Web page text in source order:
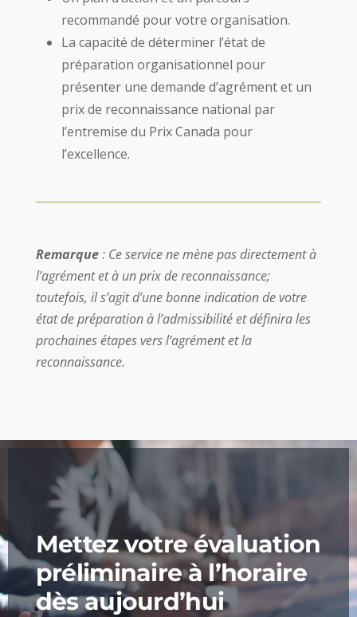
recommandé pour votre organisation.
La capacité de déterminer l’état de
préparation organisationnel pour
présenter une demande d’agrément et un
prix de reconnaissance national par
l’entremise du Prix Canada pour
l’excellence.
Remarque: Ce service ne mène pas directement à
l’agrément et à un prix de reconnaissance;
toutefois, il s’agit d’une bonne indication de votre
état de préparation à l’admissibilité et définira les
prochaines étapes vers l’agrément et la
reconnaissance.
Mettez votre évaluation
préliminaire à l’horaire
dès aujourd’hui